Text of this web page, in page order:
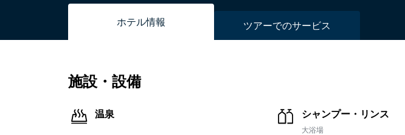
ホテル情報 ツアーでのサービス
施設・設備
温泉 シャンプー・リンス
大浴場